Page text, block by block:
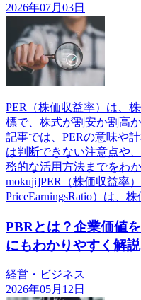
2026年07月03日
PER（株価収益率）は、
標で、株式が割安か割高
記事では、PERの意味や
は判断できない注意点や
務的な活用方法までをわ
mokuji]PER（株価収益率
PriceEarningsRatio）は、
PBRとは？企業価値
にもわかりやすく解説
経営・ビジネス
2026年05月12日